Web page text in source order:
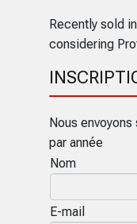
Recently sold
considering
Nous
par année
Nom
E-mail